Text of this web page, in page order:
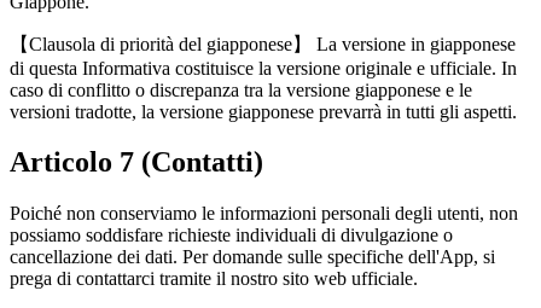
【Clausola di priorità del giapponese】 La versione in giapponese
di questa Informativa costituisce la versione originale e ufficiale. In
caso di conflitto o discrepanza tra la versione giapponese e le
versioni tradotte, la versione giapponese prevarrà in tutti gli aspetti.
Articolo 7 (Contatti)
Poiché non conserviamo le informazioni personali degli utenti, non
possiamo soddisfare richieste individuali di divulgazione o
cancellazione dei dati. Per domande sulle specifiche dell'App, si
prega di contattarci tramite il nostro sito web ufficiale.